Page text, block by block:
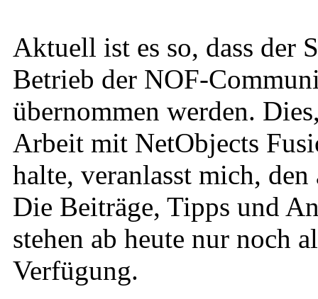
Aktuell ist es so, dass der
Betrieb der NOF-
übernommen werden.
Arbeit mit NetObjects
halte, veranlasst mich,
Die Beiträge, Tipps und
stehen ab heute nur noch
Verfügung.